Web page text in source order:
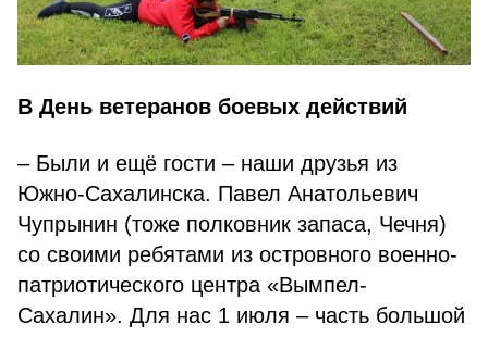
В День ветеранов боевых действий
– Были и ещё гости – наши друзья из
Южно-Сахалинска. Павел Анатольевич
Чупрынин (тоже полковник запаса, Чечня)
со своими ребятами из островного военно-
патриотического центра «Вымпел-
Сахалин». Для нас 1 июля – часть большой